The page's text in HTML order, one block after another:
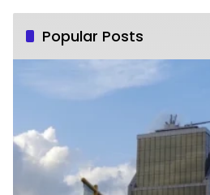
Popular Posts